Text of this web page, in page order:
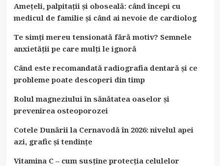
Amețeli, palpitații și oboseală: când începi cu
medicul de familie și când ai nevoie de cardiolog
Te simți mereu tensionată fără motiv? Semnele
anxietății pe care mulți le ignoră
Când este recomandată radiografia dentară și ce
probleme poate descoperi din timp
Rolul magneziului în sănătatea oaselor și
prevenirea osteoporozei
Cotele Dunării la Cernavodă în 2026: nivelul apei
azi, grafic și tendințe
Vitamina C – cum susține protecția celulelor